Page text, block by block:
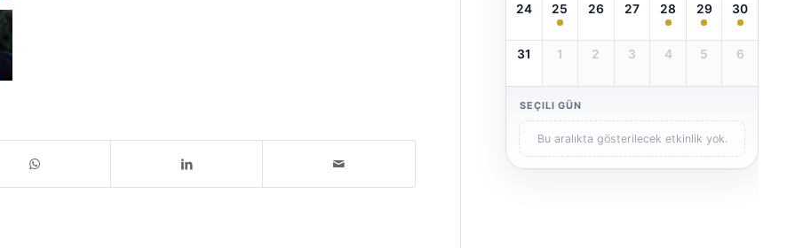
24 25 26 27 28 29 30
31 1 2 3 4 5 6
SEÇILI GÜN
Bu aralıkta gösterilecek etkinlik yok.